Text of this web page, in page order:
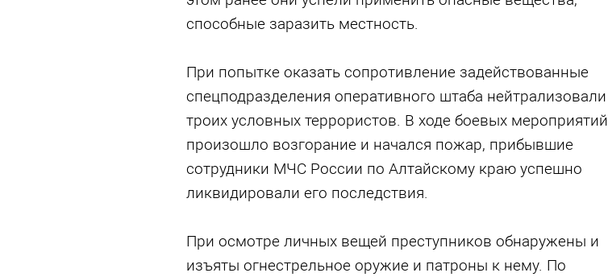
способные заразить местность.
При попытке оказать сопротивление задействованные
спецподразделения оперативного штаба нейтрализовали
троих условных террористов. В ходе боевых мероприятий
произошло возгорание и начался пожар, прибывшие
сотрудники МЧС России по Алтайскому краю успешно
ликвидировали его последствия.
При осмотре личных вещей преступников обнаружены и
изъяты огнестрельное оружие и патроны к нему. По